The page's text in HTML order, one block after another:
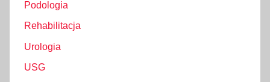
Podologia
Rehabilitacja
Urologia
USG